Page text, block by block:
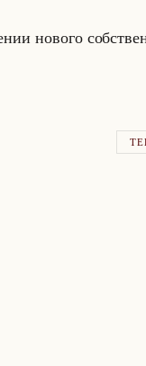
но­во­го